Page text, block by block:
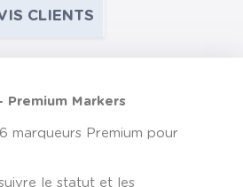
CLIENTS
Markers
marqueurs Premium pour
le statut et les